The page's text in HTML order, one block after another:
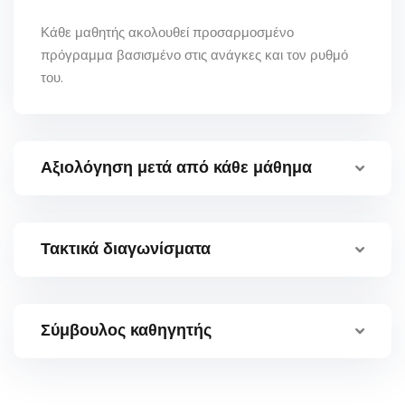
Κάθε μαθητής ακολουθεί προσαρμοσμένο
πρόγραμμα βασισμένο στις ανάγκες και τον ρυθμό
του.
Αξιολόγηση μετά από κάθε μάθημα
Τακτικά διαγωνίσματα
Σύμβουλος καθηγητής